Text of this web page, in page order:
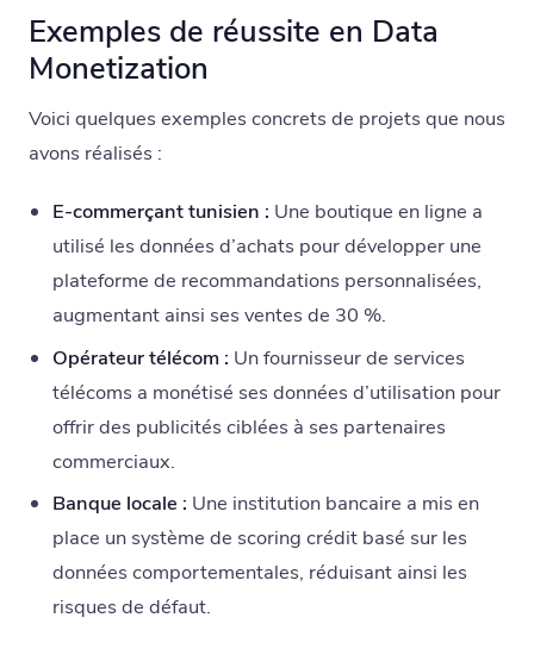
Exemples de réussite en Data
Monetization
Voici quelques exemples concrets de projets que nous
avons réalisés :
E-commerçant tunisien : Une boutique en ligne a
utilisé les données d’achats pour développer une
plateforme de recommandations personnalisées,
augmentant ainsi ses ventes de 30 %.
Opérateur télécom : Un fournisseur de services
télécoms a monétisé ses données d’utilisation pour
offrir des publicités ciblées à ses partenaires
commerciaux.
Banque locale : Une institution bancaire a mis en
place un système de scoring crédit basé sur les
données comportementales, réduisant ainsi les
risques de défaut.